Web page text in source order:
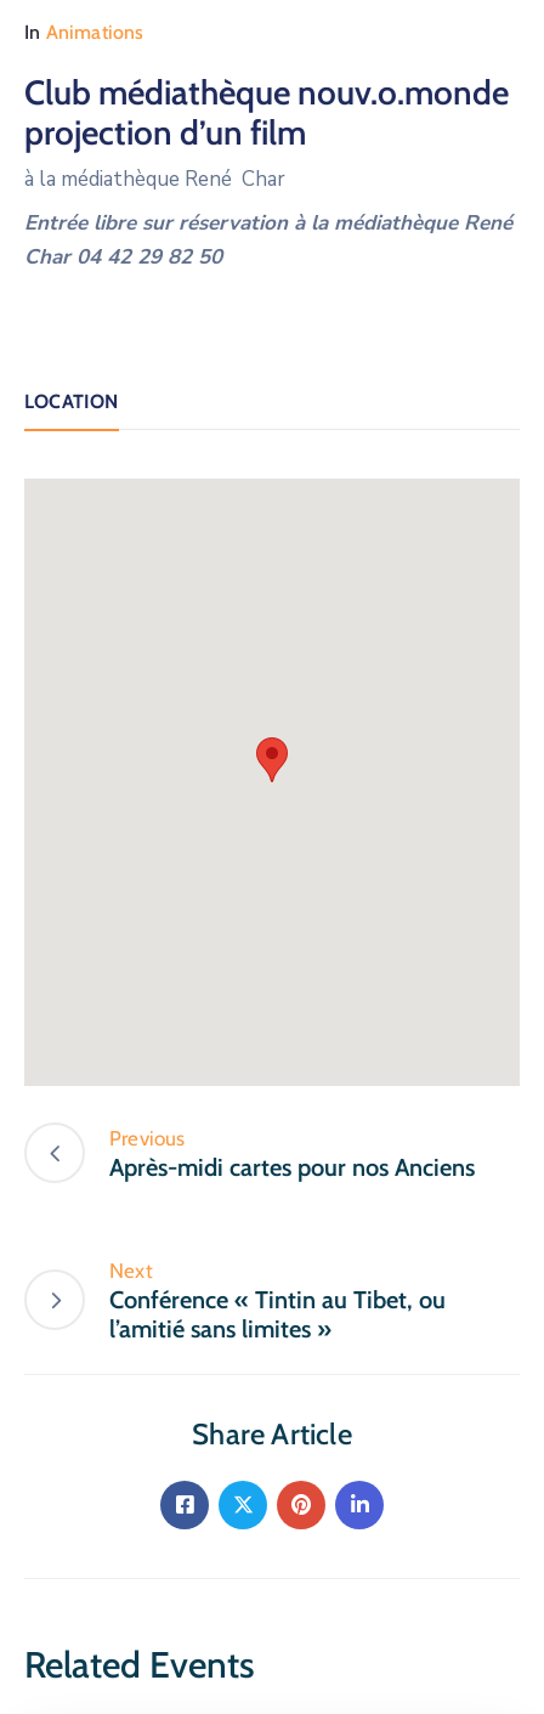
In Animations
Club médiathèque nouv.o.monde
projection d’un film
à la médiathèque René Char
Entrée libre sur réservation à la médiathèque René
Char 04 42 29 82 50
LOCATION
Previous
Après-midi cartes pour nos Anciens
Next
Conférence « Tintin au Tibet, ou
l’amitié sans limites »
Share Article
Related Events